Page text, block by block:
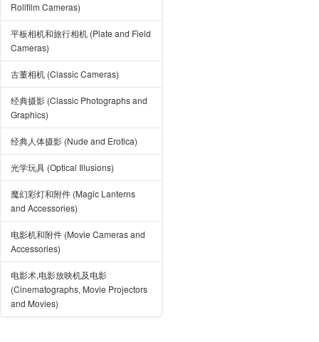
Rollfilm Cameras)
平板相机和旅行相机 (Plate and Field
Cameras)
古董相机 (Classic Cameras)
经典摄影 (Classic Photographs and
Graphics)
经典人体摄影 (Nude and Erotica)
光学玩具 (Optical Illusions)
魔幻彩灯和附件 (Magic Lanterns
and Accessories)
电影机和附件 (Movie Cameras and
Accessories)
电影术,电影放映机及电影
(Cinematographs, Movie Projectors
and Movies)